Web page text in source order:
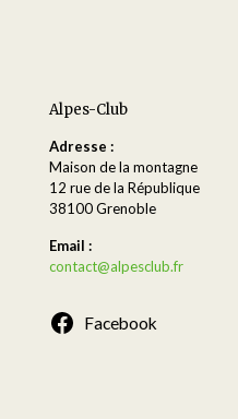
Alpes-Club
Adresse :
Maison de la montagne
12 rue de la République
38100 Grenoble
Email :
contact@alpesclub.fr
Facebook